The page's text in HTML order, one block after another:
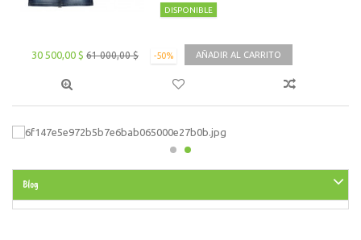
DISPONIBLE
30 500,00 $ 61 000,00 $ -50% AÑADIR AL CARRITO
Blog